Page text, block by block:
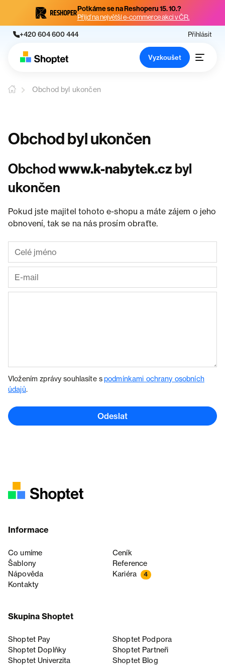
Potkáme se na Reshoperu 15. 10.?
Přijď na největší e-commerce akci v ČR.
+420 604 600 444 Přihlásit
Vyzkoušet
Obchod byl ukončen
Obchod byl ukončen
Obchodwww.k-nabytek.cz byl
ukončen
Pokud jste majitel tohoto e-shopu a máte zájem o jeho
obnovení, tak se na nás prosím obraťte.
Vložením zprávy souhlasíte spodmínkami ochrany osobních
údajů.
Odeslat
Informace
Co umíme
Ceník
Šablony
Reference
Nápověda
Kariéra 4
Kontakty
Skupina Shoptet
Shoptet Pay
Shoptet Podpora
Shoptet Doplňky
Shoptet Partneři
Shoptet Univerzita
Shoptet Blog